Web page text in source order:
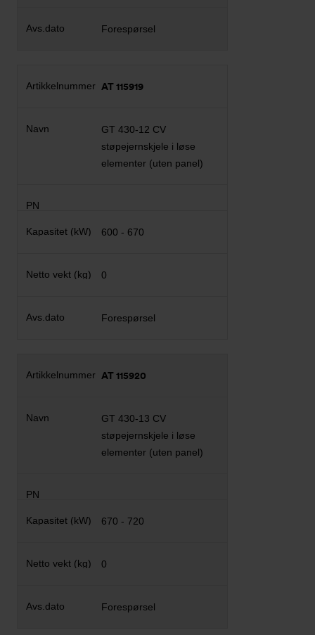
Forespørsel
AT 115919
GT 430-12 CV
støpejernskjele i løse
elementer (uten panel)
600 - 670
0
Forespørsel
AT 115920
GT 430-13 CV
støpejernskjele i løse
elementer (uten panel)
670 - 720
0
Forespørsel